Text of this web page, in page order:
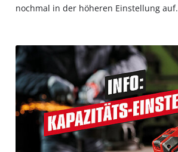
nochmal in der höheren Einstellung auf.